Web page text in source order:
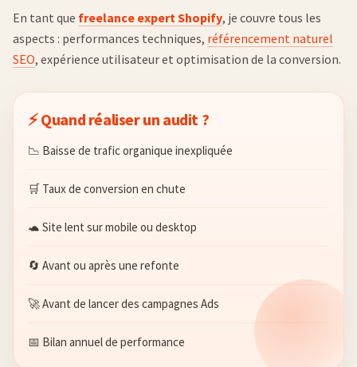
En tant que freelance expert Shopify, je couvre tous les
aspects : performances techniques, référencement naturel
SEO, expérience utilisateur et optimisation de la conversion.
⚡ Quand réaliser un audit ?
📉 Baisse de trafic organique inexpliquée
🛒 Taux de conversion en chute
🐢 Site lent sur mobile ou desktop
🔄 Avant ou après une refonte
🚀 Avant de lancer des campagnes Ads
📅 Bilan annuel de performance